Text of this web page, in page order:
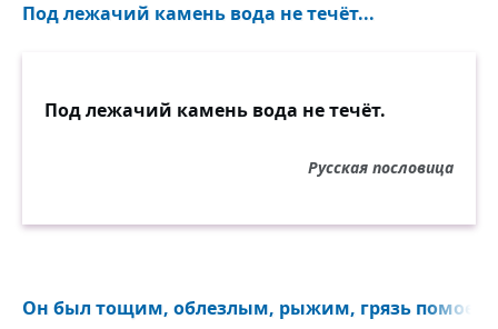
Под лежачий камень вода не течёт...
Под лежачий камень вода не течёт.
Русская пословица
Он был тощим, облезлым, рыжим, грязь помоек